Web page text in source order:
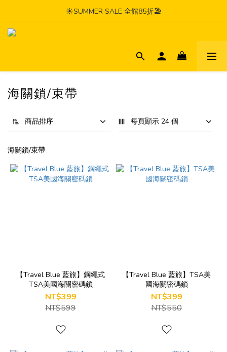
☀️SUMMER SALE 全館85折🏖️
海關鎖/束帶
商品排序 每頁顯示 24 個
海關鎖/束帶
【Travel Blue 藍旅】鋼繩式
TSA美國海關密碼鎖
NT$399
NT$599
【Travel Blue 藍旅】TSA美
國海關密碼鎖
NT$399
NT$550